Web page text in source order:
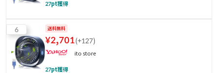
27pt獲得
6 送料無料
¥2,701(+127)
ito store
27pt獲得